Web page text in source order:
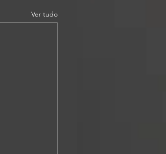
Ver tudo